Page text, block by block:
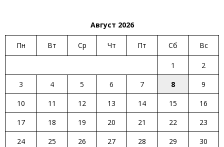
Август 2026
Пн Вт Ср Чт Пт Сб Вс
1
2
3
4 5 6 7 8
9
10
11 12 13 14 15
16
17
18 19 20 21 22
23
24
25 26 27 28 29
30